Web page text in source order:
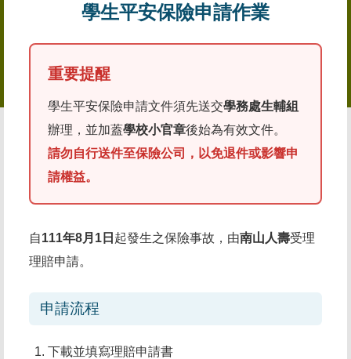
學生平安保險申請作業
重要提醒
學生平安保險申請文件須先送交學務處生輔組
辦理，並加蓋學校小官章後始為有效文件。
請勿自行送件至保險公司，以免退件或影響申
請權益。
自111年8月1日 起發生之保險事故，由南山人壽受理
理賠申請。
申請流程
下載並填寫理賠申請書